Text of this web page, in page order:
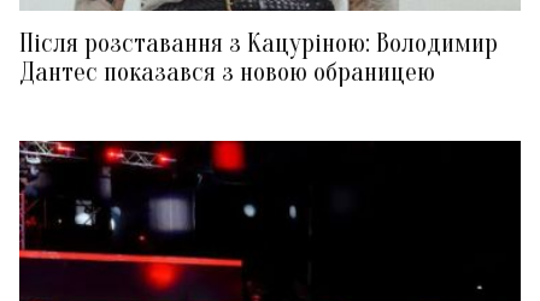
Після розставання з Кацуріною: Володимир
Дантес показався з новою обраницею